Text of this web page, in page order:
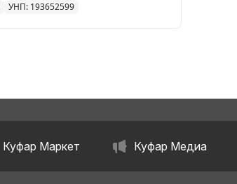
УНП: 193652599
Куфар Маркет Куфар Медиа